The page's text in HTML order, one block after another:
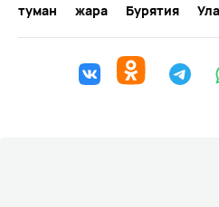
туман
жара Бурятия